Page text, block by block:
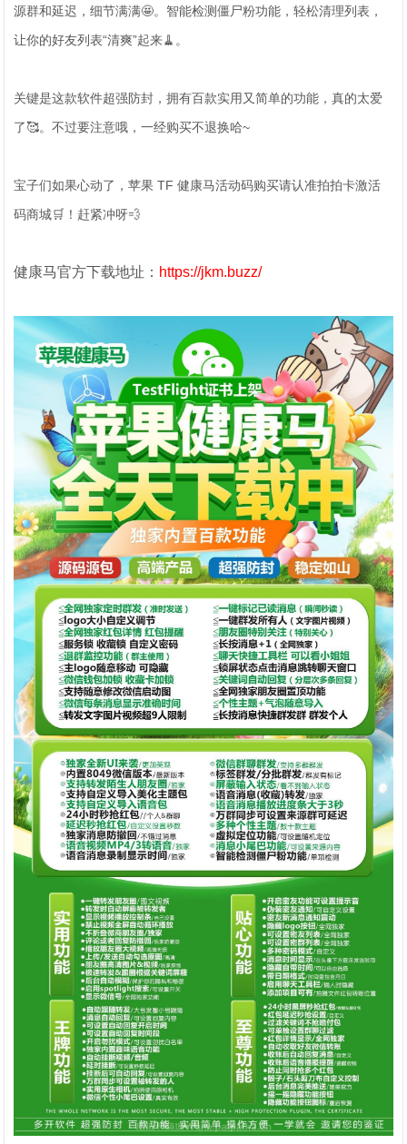
源群和延迟，细节满满🤩。智能检测僵尸粉功能，轻松清理列表，
让你的好友列表“清爽”起来🧹。
关键是这款软件超强防封，拥有百款实用又简单的功能，真的太爱
了🥰。不过要注意哦，一经购买不退换哈~
宝子们如果心动了，苹果 TF 健康马活动码购买请认准拍拍卡激活
码商城🛒！赶紧冲呀💨
健康马官方下载地址： https://jkm.buzz/